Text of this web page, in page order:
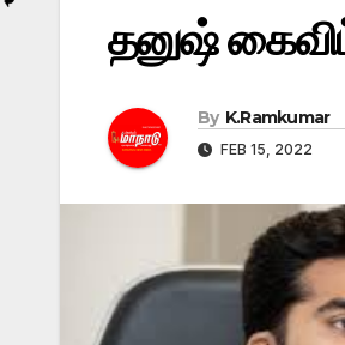
தனுஷ்
By K.Ramkumar
FEB 15, 2022